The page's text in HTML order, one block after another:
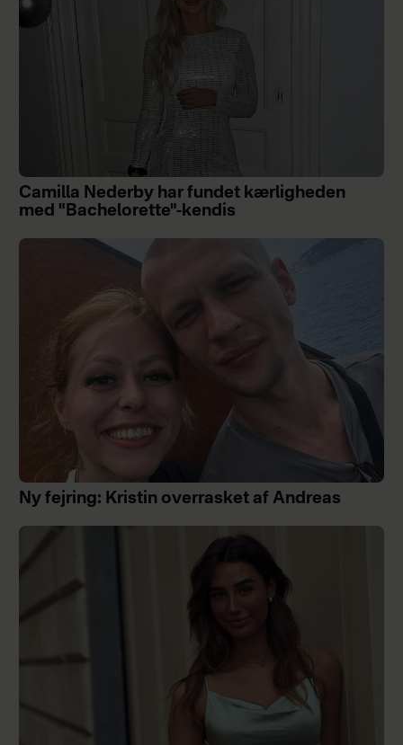
Camilla Nederby har fundet kærligheden
med "Bachelorette"-kendis
Ny fejring: Kristin overrasket af Andreas